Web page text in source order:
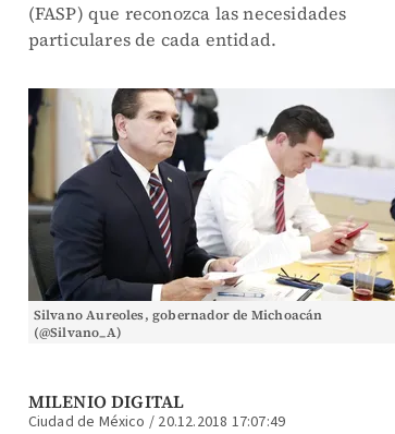
(FASP) que reconozca las necesidades
particulares de cada entidad.
Silvano Aureoles, gobernador de Michoacán
(@Silvano_A)
MILENIO DIGITAL
Ciudad de México / 20.12.2018 17:07:49